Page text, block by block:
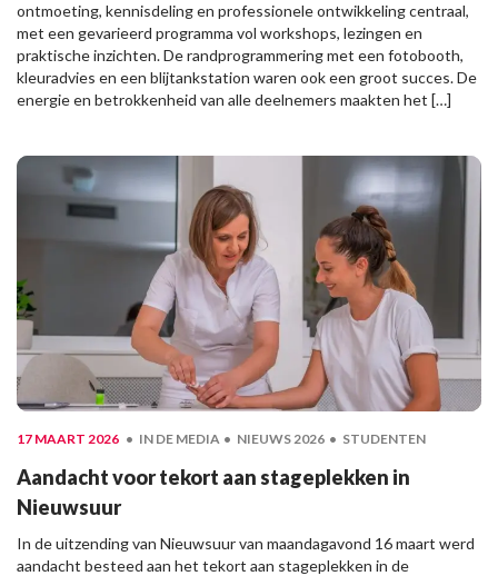
ontmoeting, kennisdeling en professionele ontwikkeling centraal,
met een gevarieerd programma vol workshops, lezingen en
praktische inzichten. De randprogrammering met een fotobooth,
kleuradvies en een blijtankstation waren ook een groot succes. De
energie en betrokkenheid van alle deelnemers maakten het […]
17 MAART 2026 IN DE MEDIA NIEUWS 2026 STUDENTEN
Aandacht voor tekort aan stageplekken in
Nieuwsuur
In de uitzending van Nieuwsuur van maandagavond 16 maart werd
aandacht besteed aan het tekort aan stageplekken in de